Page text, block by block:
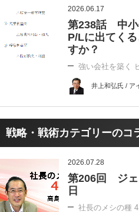
2026.06.17
第238話 中小
P/Lに出てく
すか？
強い会社を築く
井上和弘氏 / ア
戦略・戦術カテゴリーのコ
2026.07.28
第206回 ジェ
日
社長のメシの種